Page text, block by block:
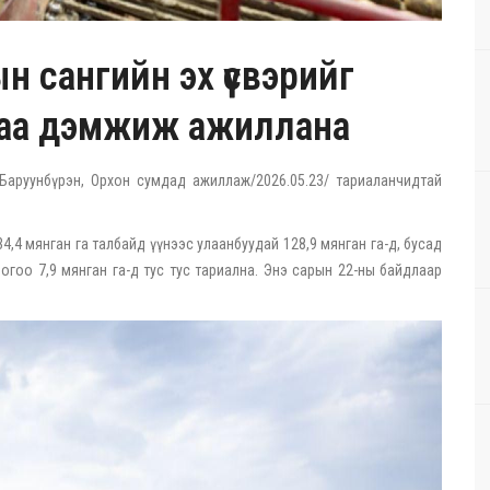
эх үүсвэрийг
дэмжиж ажиллана
Орхон сумдад ажиллаж/2026.05.23/ тариаланчидтай
мянган га талбайд үүнээс улаанбуудай 128,9 мянган га-д, бусад
7,9 мянган га-д тус тус тариална. Энэ сарын 22-ны байдлаар